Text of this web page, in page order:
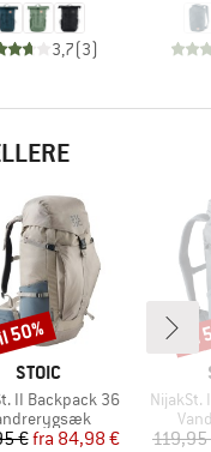
3,7(3)
MÆRKE
STOIC
II Backpack 36
Pris
€ Nedsat pris
fra 84,98 €
50%
Artikel
NijakSt.
119,95